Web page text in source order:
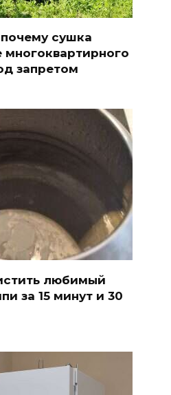
сушка
многоквартирного
запретом
любимый
за 15 минут и 30